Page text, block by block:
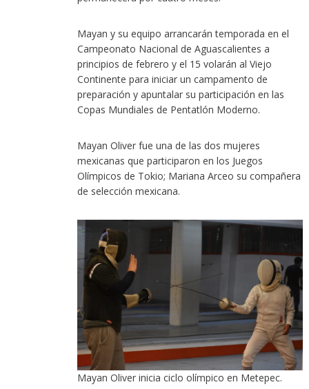
Mayan y su equipo arrancarán temporada en el
Campeonato Nacional de Aguascalientes a
principios de febrero y el 15 volarán al Viejo
Continente para iniciar un campamento de
preparación y apuntalar su participación en las
Copas Mundiales de Pentatlón Moderno.
Mayan Oliver fue una de las dos mujeres
mexicanas que participaron en los Juegos
Olímpicos de Tokio; Mariana Arceo su compañera
de selección mexicana.
Mayan Oliver inicia ciclo olímpico en Metepec.